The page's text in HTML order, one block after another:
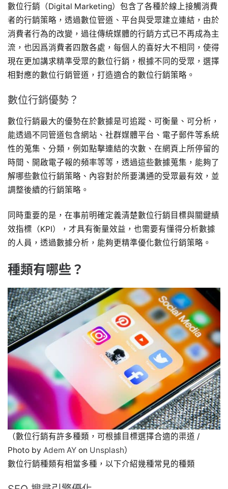
數位行銷（Digital Marketing）包含了各種於線上接觸消費
者的行銷策略，透過數位管道、平台與受眾建立連結，由於
消費者行為的改變，過往傳統媒體的行銷方式已不再成為主
流，也因爲消費者四散各處，每個人的喜好大不相同，使得
現在更加講求精準受眾的數位行銷，根據不同的受眾，選擇
相對應的數位行銷管道，打造適合的數位行銷策略。
數位行銷優勢？
數位行銷最大的優勢在於數據是可追蹤、可衡量、可分析，
能透過不同管道包含網站、社群媒體平台、電子郵件等系統
性的蒐集、分類，例如點擊連結的次數、在網頁上所停留的
時間、開啟電子報的頻率等等，透過這些數據蒐集，能夠了
解哪些數位行銷策略、內容對於所要溝通的受眾最有效，並
調整後續的行銷策略。
同時重要的是，在事前明確定義清楚數位行銷目標與關鍵績
效指標（KPI），才具有衡量效益，也需要有懂得分析數據
的人員，透過數據分析，能夠更精準優化數位行銷策略。
種類有哪些？
（數位行銷有許多種類，可根據目標選擇合適的渠道 /
Photo by Adem AY on Unsplash）
數位行銷種類有相當多種，以下介紹幾種常見的種類